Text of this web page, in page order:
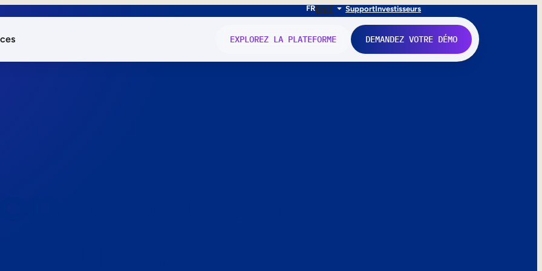
FRENIT SupportInvestisseurs
EXPLOREZ LA PLATEFORME DEMANDEZ VOTRE DÉMO